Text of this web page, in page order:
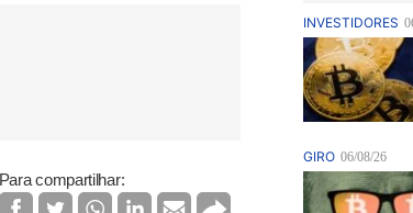
Para compartilhar: